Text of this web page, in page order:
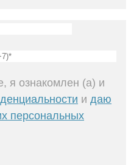
я ознакомлен (а) и
и даю
персональных